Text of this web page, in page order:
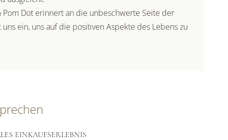
Pom Dot erinnert an die unbeschwerte Seite der
ein, uns auf die positiven Aspekte des Lebens zu
EINKAUFSERLEBNIS